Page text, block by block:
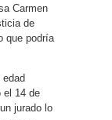
Carmen
de
que podría
el 14 de
jurado lo